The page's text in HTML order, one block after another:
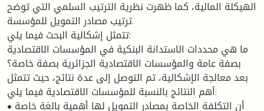
الهيكلة المالية، كما ظهرت نظرية الترتيب السلمي التي توضح
ترتيب مصادر التمويل للمؤسسة.
تتمثل إشكالية البحث فيما يلي:
ما هي محددات الاستدانة البنكية في المؤسسات الاقتصادية
بصفة عامة والمؤسسات الاقتصادية الجزائرية بصفة خاصة؟
بعد معالجة الإشكالية، تم التوصل إلى عدة نتائج، حيث تتمثل
أهم النتائج بالنسبة للمؤسسات الاقتصادية فيما يلي:
• أن التكلفة الخاصة بمصادر التمويل لها أهمية بالغة خاصة